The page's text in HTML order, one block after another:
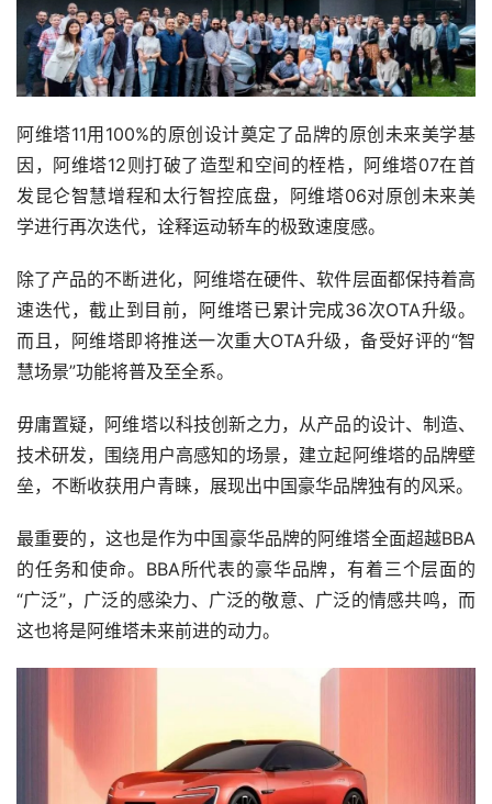
阿维塔11用100%的原创设计奠定了品牌的原创未来美学基
因，阿维塔12则打破了造型和空间的桎梏，阿维塔07在首
发昆仑智慧增程和太行智控底盘，阿维塔06对原创未来美
学进行再次迭代，诠释运动轿车的极致速度感。
除了产品的不断进化，阿维塔在硬件、软件层面都保持着高
速迭代，截止到目前，阿维塔已累计完成36次OTA升级。
而且，阿维塔即将推送一次重大OTA升级，备受好评的“智
慧场景”功能将普及至全系。
毋庸置疑，阿维塔以科技创新之力，从产品的设计、制造、
技术研发，围绕用户高感知的场景，建立起阿维塔的品牌壁
垒，不断收获用户青睐，展现出中国豪华品牌独有的风采。
最重要的，这也是作为中国豪华品牌的阿维塔全面超越BBA
的任务和使命。BBA所代表的豪华品牌，有着三个层面的
“广泛”，广泛的感染力、广泛的敬意、广泛的情感共鸣，而
这也将是阿维塔未来前进的动力。